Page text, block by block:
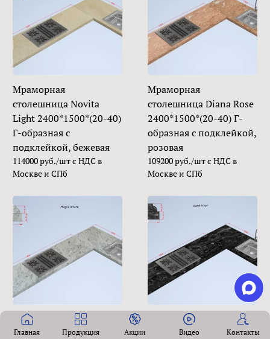
Главная Продукция Акции Видео Контакты
Мраморная
столешница Novita
Light 2400*1500*(20-40)
Г-образная с
подклейкой, бежевая
114000 руб./шт с НДС в
Москве и СПб
Мраморная
столешница Diana Rose
2400*1500*(20-40) Г-
образная с подклейкой,
розовая
109200 руб./шт с НДС в
Москве и СПб
Мраморная
столешница Mugla
Мраморная
столешница Dark River